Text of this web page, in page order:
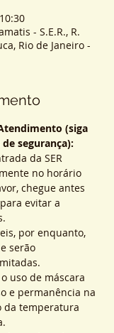
- S.E.R., R.
Rio de Janeiro -
(siga
segurança):
da SER
no horário
chegue antes
evitar a
por enquanto,
serão
uso de máscara
e permanência na
da temperatura